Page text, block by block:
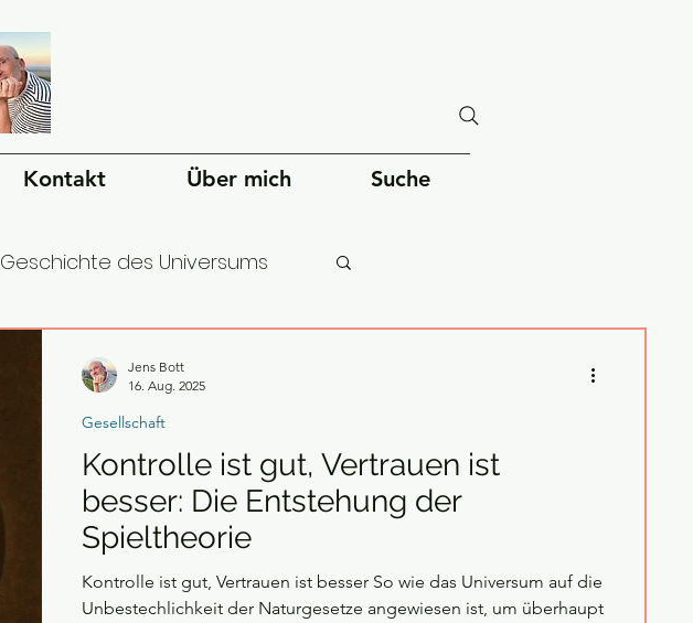
Kontakt Über mich Suche
Geschichte des Universums
Kontrolle ist gut, Vertrauen ist
besser: Die Entstehung der
Spieltheorie
Kontrolle ist gut, Vertrauen ist besser So wie das Universum auf die
Unbestechlichkeit der Naturgesetze angewiesen ist, um überhaupt
Gesellschaft
Jens Bott
16. Aug. 2025